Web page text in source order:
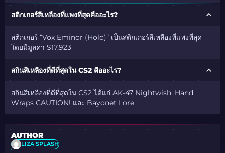
สติกเกอร์สีเหลืองที่แพงที่สุดคืออะไร?
สติกเกอร์ “Vox Eminor (Holo)” เป็นสติกเกอร์สีเหลืองที่แพงที่สุด
โดยมีมูลค่า $17,923
สกินสีเหลืองที่ดีที่สุดใน CS2 คืออะไร?
สกินสีเหลืองที่ดีที่สุดใน CS2 ได้แก่ AK-47 Nightwish, Hand
Wraps CAUTION! และ Bayonet Lore
AUTHOR
LIZA SPLASH